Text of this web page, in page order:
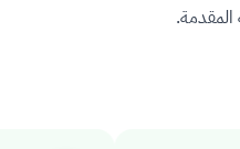
المقدمة.